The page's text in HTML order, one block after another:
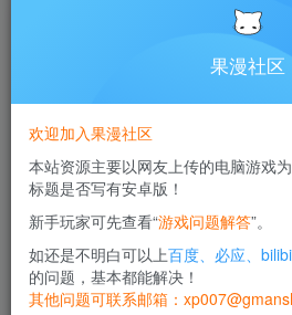
此内容为付费资源，请付费后查看
10
黄金会员免费
果漫社区
欢迎加入果漫社区
本站资源主要以网友上传的电脑游戏
标题是否写有安卓版！
新手玩家可先查看“游戏问题解答”。
如还是不明白可以上百度、必应、
的问题，基本都能解决！
其他问题可联系邮箱：